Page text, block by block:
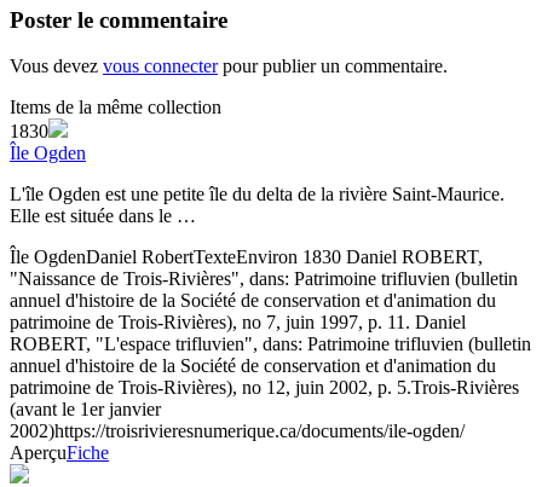
Poster le commentaire
Vous devez vous connecterpour publier un commentaire.
Items de la même collection
1830
Île Ogden
L'île Ogden est une petite île du delta de la rivière Saint-Maurice.
Elle est située dans le …
Île OgdenDaniel RobertTexteEnviron 1830 Daniel ROBERT,
"Naissance de Trois-Rivières", dans: Patrimoine trifluvien (bulletin
annuel d'histoire de la Société de conservation et d'animation du
patrimoine de Trois-Rivières), no 7, juin 1997, p. 11. Daniel
ROBERT, "L'espace trifluvien", dans: Patrimoine trifluvien (bulletin
annuel d'histoire de la Société de conservation et d'animation du
patrimoine de Trois-Rivières), no 12, juin 2002, p. 5.Trois-Rivières
(avant le 1er janvier
2002)https://troisrivieresnumerique.ca/documents/ile-ogden/
AperçuFiche